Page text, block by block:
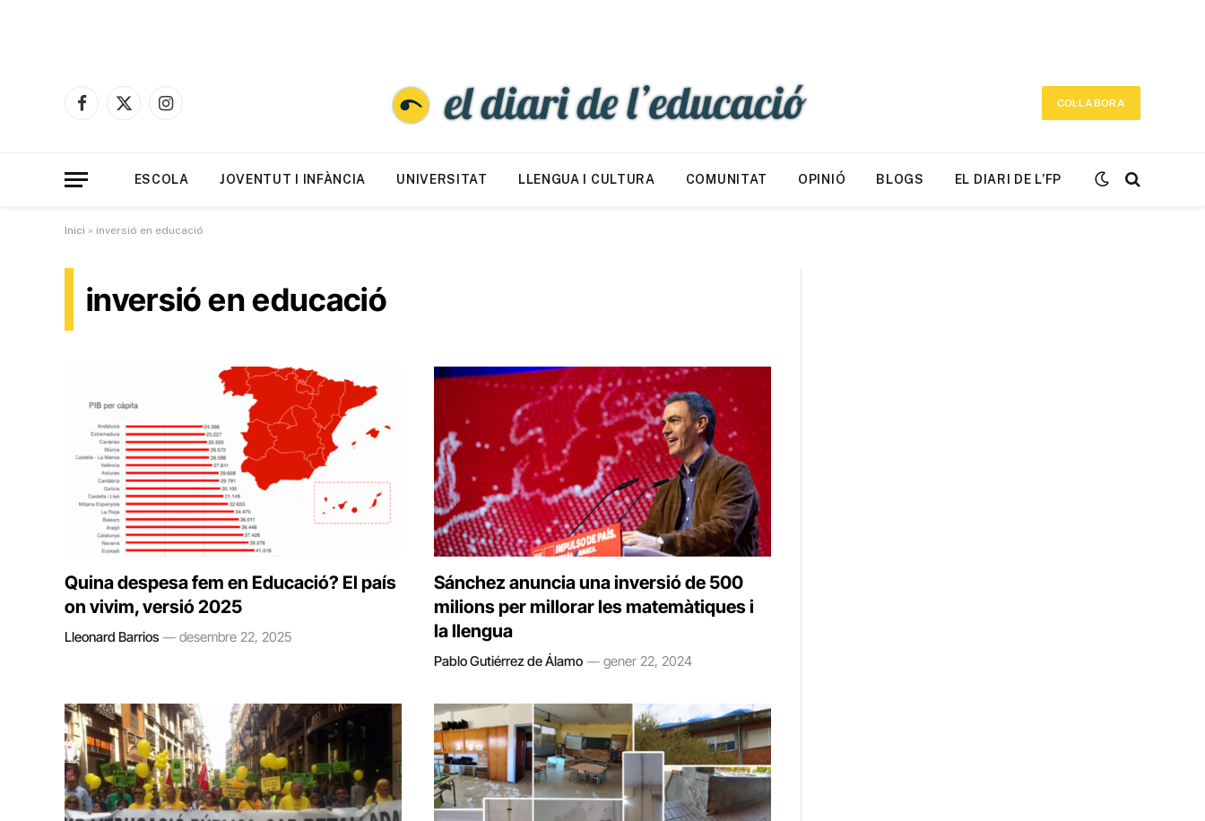
Facebook
X
Instagram
COL·LABORA
ESCOLA JOVENTUT I INFÀNCIA UNIVERSITAT LLENGUA I CULTURA COMUNITAT OPINIÓ BLOGS EL DIARI DE L’FP
Inici » inversió en educació
inversió en educació
Quina despesa fem en Educació? El país
on vivim, versió 2025
Lleonard Barrios desembre 22, 2025
Sánchez anuncia una inversió de 500
milions per millorar les matemàtiques i
la llengua
Pablo Gutiérrez de Álamo gener 22, 2024